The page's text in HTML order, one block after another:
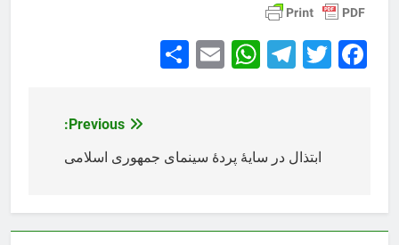
Facebook
Twitter
Telegram
WhatsApp
Email
نوشته
Previous:
ابتذال در سایهٔ پردهٔ سینماى جمهورى اسلامى